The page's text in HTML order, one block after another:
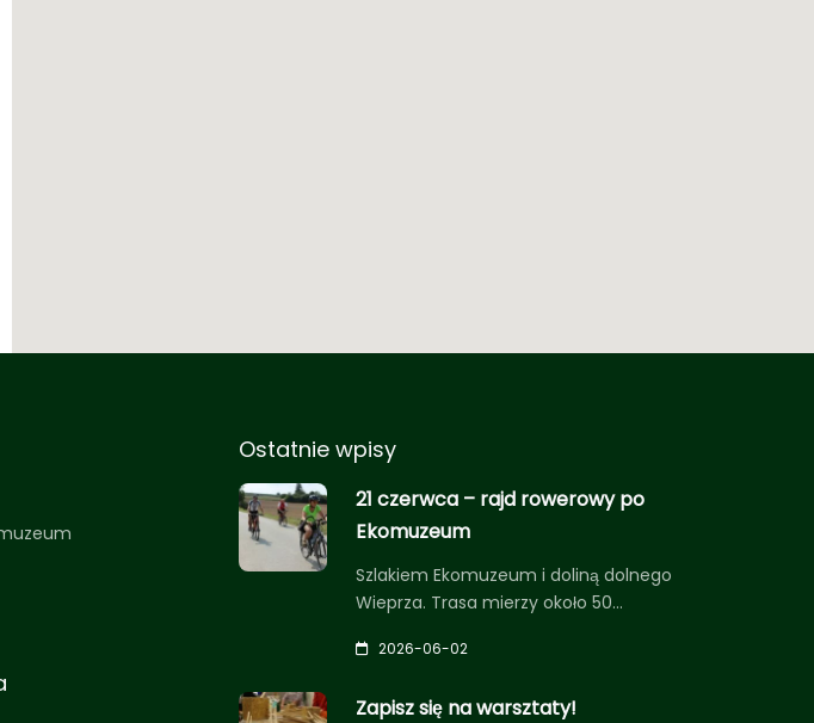
Ostatnie wpisy
21 czerwca – rajd rowerowy po
Ekomuzeum
Szlakiem Ekomuzeum i doliną dolnego
Wieprza. Trasa mierzy około 50…
2026-06-02
Zapisz się na warsztaty!